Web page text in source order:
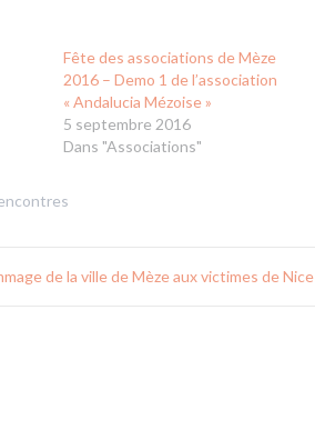
Fête des associations de Mèze
2016 – Demo 1 de l’association
« Andalucia Mézoise »
5 septembre 2016
Dans "Associations"
de la ville de Mèze aux victimes de Nice